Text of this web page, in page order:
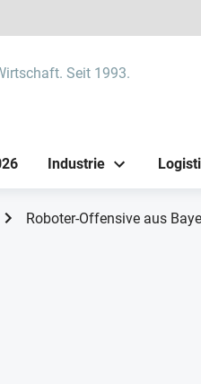
Seit 1993.
Industrie
Roboter-Offensive aus